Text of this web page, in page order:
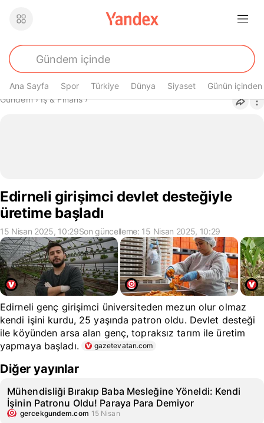
Ana Sayfa Spor Türkiye Dünya Siyaset Günün içinden
Buradasın
Gündem› İş & Finans›
Edirneli girişimci devlet desteğiyle
üretime başladı
15 Nisan 2025, 10:29Son güncelleme: 15 Nisan 2025, 10:29
Edirneli genç girişimci üniversiteden mezun olur olmaz
kendi işini kurdu, 25 yaşında patron oldu. Devlet desteği
ile köyünden arsa alan genç, topraksız tarım ile üretim
yapmaya başladı.
gazetevatan.com
Diğer yayınlar
Mühendisliği Bırakıp Baba Mesleğine Yöneldi: Kendi
İşinin Patronu Oldu! Paraya Para Demiyor
gercekgundem.com 15 Nisan